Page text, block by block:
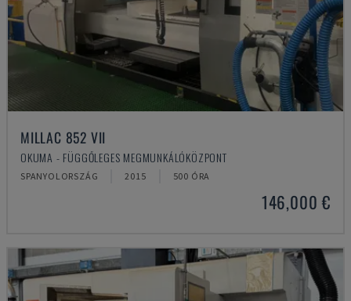
MILLAC 852 VII
OKUMA - FÜGGŐLEGES MEGMUNKÁLÓKÖZPONT
SPANYOLORSZÁG 2015 500 ÓRA
146,000 €